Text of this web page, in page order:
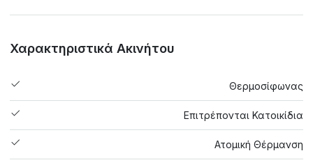
Χαρακτηριστικά Ακινήτου
Θερμοσίφωνας
Επιτρέπονται Κατοικίδια
Ατομική Θέρμανση